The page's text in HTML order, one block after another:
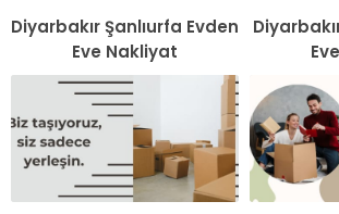
Diyarbakır Şanlıurfa Evden
Eve Nakliyat